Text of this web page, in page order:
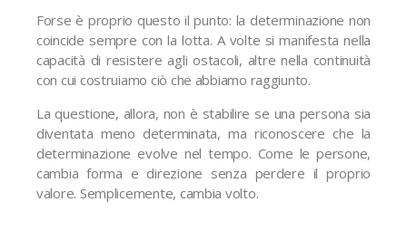
Forse è proprio questo il punto: la determinazione non
coincide sempre con la lotta. A volte si manifesta nella
capacità di resistere agli ostacoli, altre nella continuità
con cui costruiamo ciò che abbiamo raggiunto.
La questione, allora, non è stabilire se una persona sia
diventata meno determinata, ma riconoscere che la
determinazione evolve nel tempo. Come le persone,
cambia forma e direzione senza perdere il proprio
valore. Semplicemente, cambia volto.